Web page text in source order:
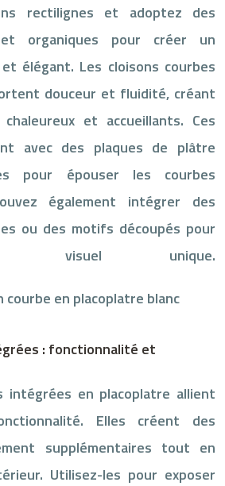
rectilignes et adoptez des
organiques pour créer un
élégant. Les cloisons courbes
douceur et fluidité, créant
et accueillants. Ces
avec des plaques de plâtre
pour épouser les courbes
également intégrer des
ou des motifs découpés pour
unique.
: fonctionnalité et
intégrées en placoplatre allient
Elles créent des
supplémentaires tout en
Utilisez-les pour exposer